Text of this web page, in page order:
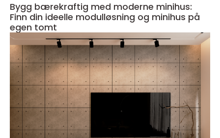
Bygg bærekraftig med moderne minihus:
Finn din ideelle modulløsning og minihus på
egen tomt